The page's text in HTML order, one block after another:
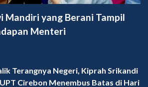
Mandiri yang Berani Tampil
Menteri
Terangnya Negeri, Kiprah Srikandi
Cirebon Menembus Batas di Hari